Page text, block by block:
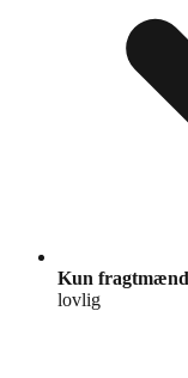
Kun fragtmænd
lovlig